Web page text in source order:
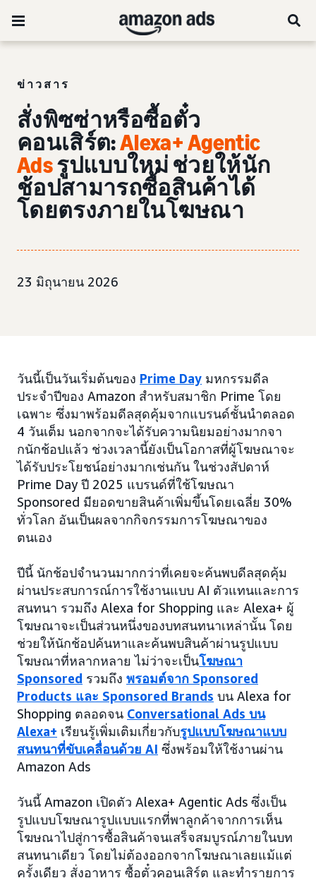
ข่าวสาร
สั่งพิซซ่าหรือซื้อตั๋ว
คอนเสิร์ต:Alexa+ Agentic
Adsรูปแบบใหม่ ช่วยให้นัก
ช้อปสามารถซื้อสินค้าได้
โดยตรงภายในโฆษณา
23 มิถุนายน 2026
วันนี้เป็นวันเริ่มต้นของ Prime Day มหกรรมดีล
ประจำปีของ Amazon สำหรับสมาชิก Prime โดย
เฉพาะ ซึ่งมาพร้อมดีลสุดคุ้มจากแบรนด์ชั้นนำตลอด
4 วันเต็ม นอกจากจะได้รับความนิยมอย่างมากจา
กนักช้อปแล้ว ช่วงเวลานี้ยังเป็นโอกาสที่ผู้โฆษณาจะ
ได้รับประโยชน์อย่างมากเช่นกัน ในช่วงสัปดาห์
Prime Day ปี 2025 แบรนด์ที่ใช้โฆษณา
Sponsored มียอดขายสินค้าเพิ่มขึ้นโดยเฉลี่ย 30%
ทั่วโลก อันเป็นผลจากกิจกรรมการโฆษณาของ
ตนเอง
ปีนี้ นักช้อปจำนวนมากกว่าที่เคยจะค้นพบดีลสุดคุ้ม
ผ่านประสบการณ์การใช้งานแบบ AI ตัวแทนและการ
สนทนา รวมถึง Alexa for Shopping และ Alexa+ ผู้
โฆษณาจะเป็นส่วนหนึ่งของบทสนทนาเหล่านั้น โดย
ช่วยให้นักช้อปค้นหาและค้นพบสินค้าผ่านรูปแบบ
โฆษณาที่หลากหลาย ไม่ว่าจะเป็นโฆษณา
Sponsored รวมถึง พรอมต์จาก Sponsored
Products และ Sponsored Brands บน Alexa for
Shopping ตลอดจน Conversational Ads บน
Alexa+ เรียนรู้เพิ่มเติมเกี่ยวกับรูปแบบโฆษณาแบบ
สนทนาที่ขับเคลื่อนด้วย AI ซึ่งพร้อมให้ใช้งานผ่าน
Amazon Ads
วันนี้ Amazon เปิดตัว Alexa+ Agentic Ads ซึ่งเป็น
รูปแบบโฆษณารูปแบบแรกที่พาลูกค้าจากการเห็น
โฆษณาไปสู่การซื้อสินค้าจนเสร็จสมบูรณ์ภายในบท
สนทนาเดียว โดยไม่ต้องออกจากโฆษณาเลยแม้แต่
ครั้งเดียว สั่งอาหาร ซื้อตั๋วคอนเสิร์ต และทำรายการ